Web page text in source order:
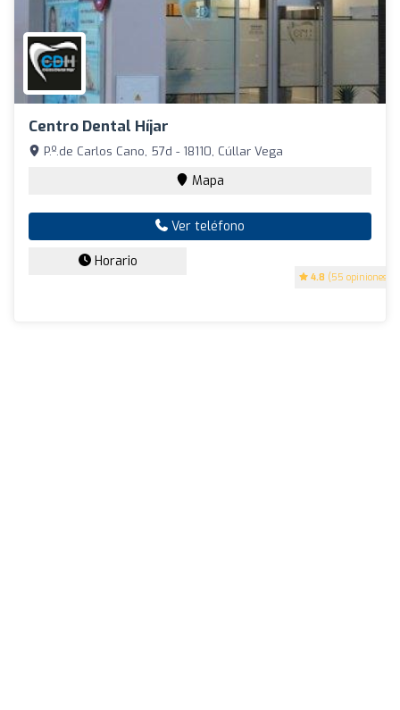
Centro Dental Híjar
4.8 (55 opiniones)
P.º.de Carlos Cano, 57d - 18110, Cúllar Vega
Mapa
Ver teléfono
Horario